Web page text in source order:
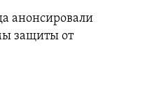
анонсировали
защиты от